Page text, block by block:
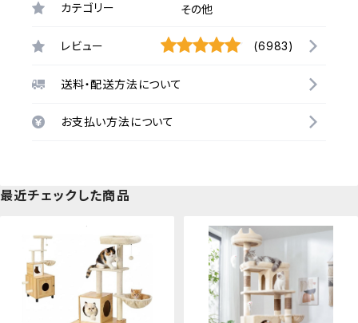
カテゴリー その他
レビュー (6983)
送料・配送方法について
お支払い方法について
最近チェックした商品